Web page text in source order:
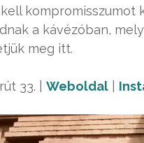
kompromisszumot
a kávézóban,
meg itt.
33. | Weboldal